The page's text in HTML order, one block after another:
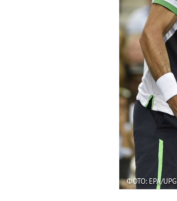
ФОТО: EPA/UPG